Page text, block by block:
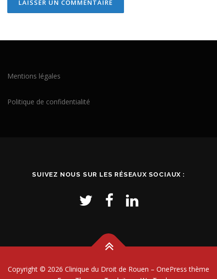
Mentions légales
Politique de confidentialité
SUIVEZ NOUS SUR LES RÉSEAUX SOCIAUX :
Copyright © 2026 Clinique du Droit de Rouen – OnePress thème